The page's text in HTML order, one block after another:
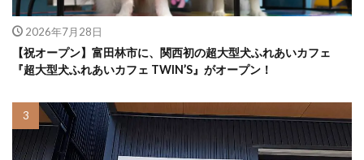
2026年7月28日
【祝オープン】富田林市に、関西初の超大型犬ふれあいカフェ
『超大型犬ふれあいカフェ TWIN’S』がオープン！